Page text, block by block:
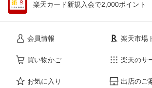
楽天カード新規入会で2,000ポイント
会員情報
買い物かご
お気に入り
楽天市場
楽天のサ
出店のご